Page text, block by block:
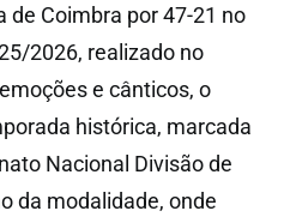
de Coimbra por 47-21 no
2026, realizado no
e cânticos, o
histórica, marcada
Nacional Divisão de
da modalidade, onde